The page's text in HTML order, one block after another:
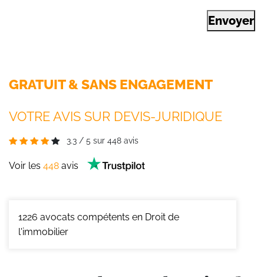
Envoyer
GRATUIT & SANS ENGAGEMENT
VOTRE AVIS SUR DEVIS-JURIDIQUE
3.3 / 5 sur 448 avis
Voir les 448 avis
1226 avocats compétents en Droit de
l'immobilier